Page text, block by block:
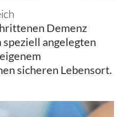
Demenz
speziell angelegten
sicheren Lebensort.